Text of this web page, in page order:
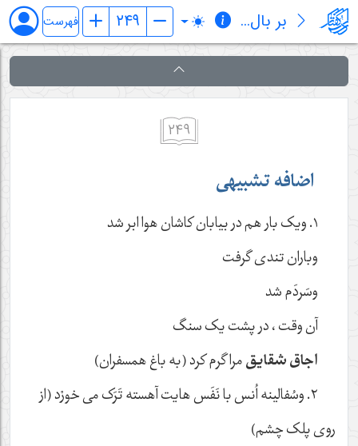
بر بال قلم فهرست
۲۴۹
اضافه تشبیهی
١. ویک بار هم در بیابان کاشان هوا ابر شد
وباران تندی گرفت
وسَردَم شد
آن وقت ، در پشت یک سنگ
اجاق شقایقمرا گرم کرد (به باغ همسفران)
٢. وسُفالینه اُنس با نَفَس هایت آهسته تَرَک می خورْد (از
روی پلک چشم)